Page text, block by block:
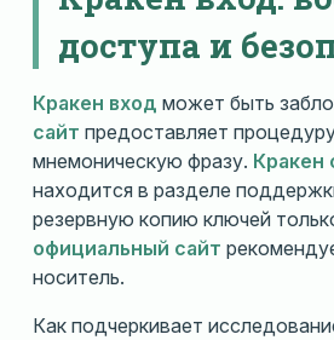
доступа и
Кракен вход может быть
сайт предоставляет
мнемоническую фразу. Кракен
находится в разделе
резервную копию ключей
официальный сайт
носитель.
Как подчеркивает